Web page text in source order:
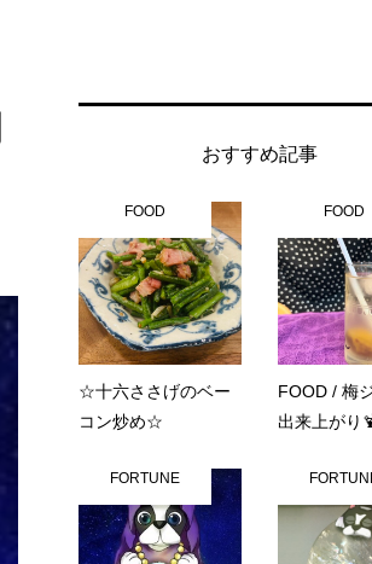
おすすめ記事
FOOD
☆十六ささげのベー
コン炒め☆
FOOD
FOOD / 梅
出来上がり
FORTUNE